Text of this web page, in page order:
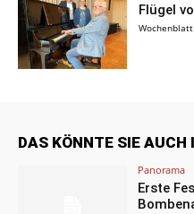
Flügel
DAS KÖNNTE SIE AUCH
Panorama
Erste